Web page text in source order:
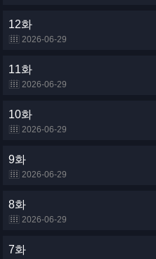
12화
2026-06-29
11화
2026-06-29
10화
2026-06-29
9화
2026-06-29
8화
2026-06-29
7화